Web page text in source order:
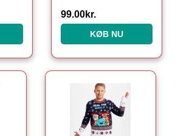
99.00kr.
KØB NU